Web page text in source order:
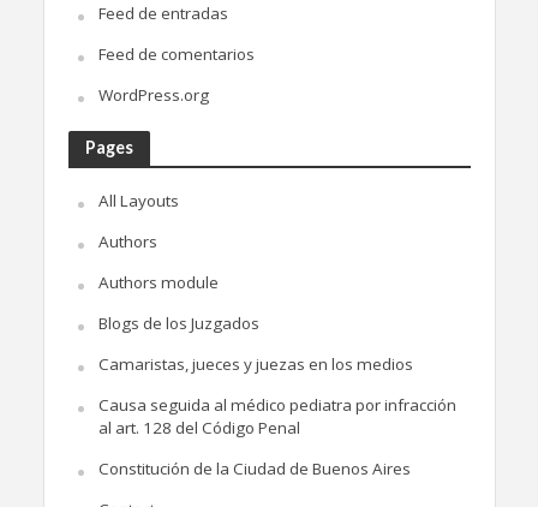
Feed de entradas
Feed de comentarios
WordPress.org
Pages
All Layouts
Authors
Authors module
Blogs de los Juzgados
Camaristas, jueces y juezas en los medios
Causa seguida al médico pediatra por infracción
al art. 128 del Código Penal
Constitución de la Ciudad de Buenos Aires